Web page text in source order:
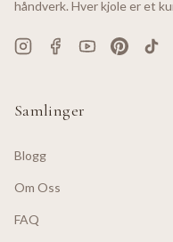
håndverk. Hver kjole er et
Samlinger
Blogg
Om Oss
FAQ